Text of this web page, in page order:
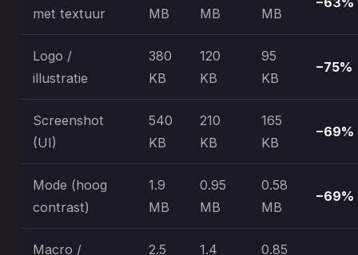
met textuur
MB
MB
MB
Logo /
illustratie
380
KB
120
KB
95
KB
−75%
Screenshot
(UI)
540
KB
210
KB
165
KB
−69%
Mode (hoog
contrast)
1.9
MB
0.95
MB
0.58
MB
−69%
Macro /
2.5
1.4
0.85